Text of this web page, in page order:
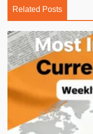
Related Posts